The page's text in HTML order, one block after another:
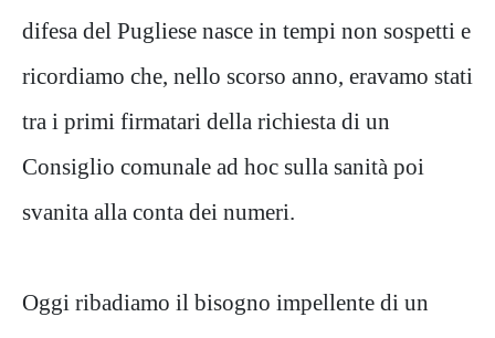
difesa del Pugliese nasce in tempi non sospetti e
ricordiamo che, nello scorso anno, eravamo stati
tra i primi firmatari della richiesta di un
Consiglio comunale ad hoc sulla sanità poi
svanita alla conta dei numeri.
Oggi ribadiamo il bisogno impellente di un